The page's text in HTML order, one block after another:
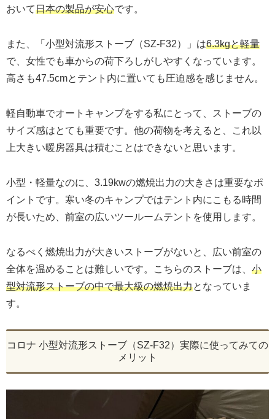
おいて日本の製品が安心です。
また、「小型対流形ストーブ（SZ-F32）」は6.3kgと軽量
で、女性でも車からの荷下ろしがしやすくなっています。
高さも47.5cmとテント内に置いても圧迫感を感じません。
軽自動車でオートキャンプをする私にとって、ストーブの
サイズ感はとても重要です。他の荷物を考えると、これ以
上大きい暖房器具は積むことはできないと思います。
小型・軽量なのに、3.19kwの燃焼出力の大きさは重要なポ
イントです。寒い冬のキャンプではテント内にこもる時間
が長いため、前室の広いツールームテントを使用します。
なるべく燃焼出力が大きいストーブがないと、広い前室の
全体を温めることは難しいです。こちらのストーブは、 小
型対流形ストーブの中で最大級の燃焼出力となっていま
す。
コロナ 小型対流形ストーブ（SZ-F32）実際に使ってみての
メリット